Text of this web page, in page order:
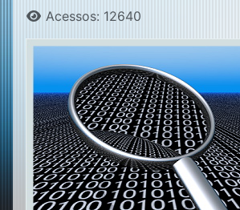
Acessos: 12640